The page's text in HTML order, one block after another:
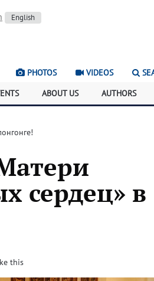
English
PHOTOS VIDEOS
ABOUT US AUTHORS
сердец» в
this